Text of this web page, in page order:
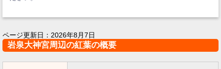
ページ更新日： 2026年8月7日
岩泉大神宮周辺の紅葉の概要